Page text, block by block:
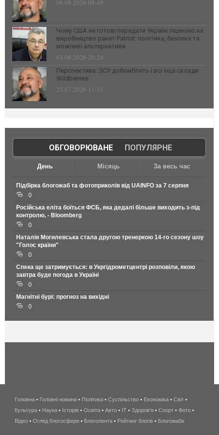
06.08.2026 08:49
Чому США не готові передати Україні ліцензію на
виробництво ракет Patriot: політика, безпека та
можливі альтернативи
03.08.2026 20:24
Перспектива: ЗСУ добомблять і всі інші склади
Wildberries
23.07.2026 11:31
ОБГОВОРЮВАНЕ| ПОПУЛЯРНЕ
День Місяць За весь час
Підбірка блогожаб та фотоприколів від UAINFO за 7 серпня
0
Російська еліта боїться ФСБ, яка дедалі більше виходить з-під
контролю, - Bloomberg
0
Наталія Могилевська стала другою тренеркою 14-го сезону шоу
"Голос країни"
0
Спека ще затримується: в Укргідрометцентрі розповіли, якою
завтра буде погода в Україні
0
Магнітні бурі: прогноз на вихідні
0
беспроводной
интернет
киев
Головна • Головні новини • Політика • Суспільство • Економіка • Світ •
Культура • Наука • Історія • Освіта • Авто • IT • Здоров'я • Спорт • Фото •
Відео • Огляд блогосфери • Блоголента • Рейтинг блогів • Блогожаби